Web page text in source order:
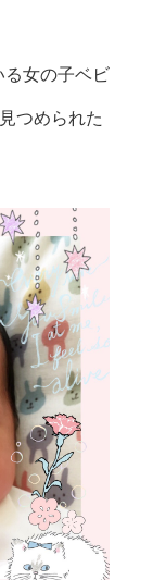
る女の子ベビ
つめられた